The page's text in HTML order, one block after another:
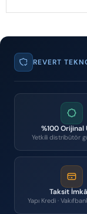
REVERT
%100 Orijinal
Yetkili distribütör
Taksit
Yapı Kredi ·